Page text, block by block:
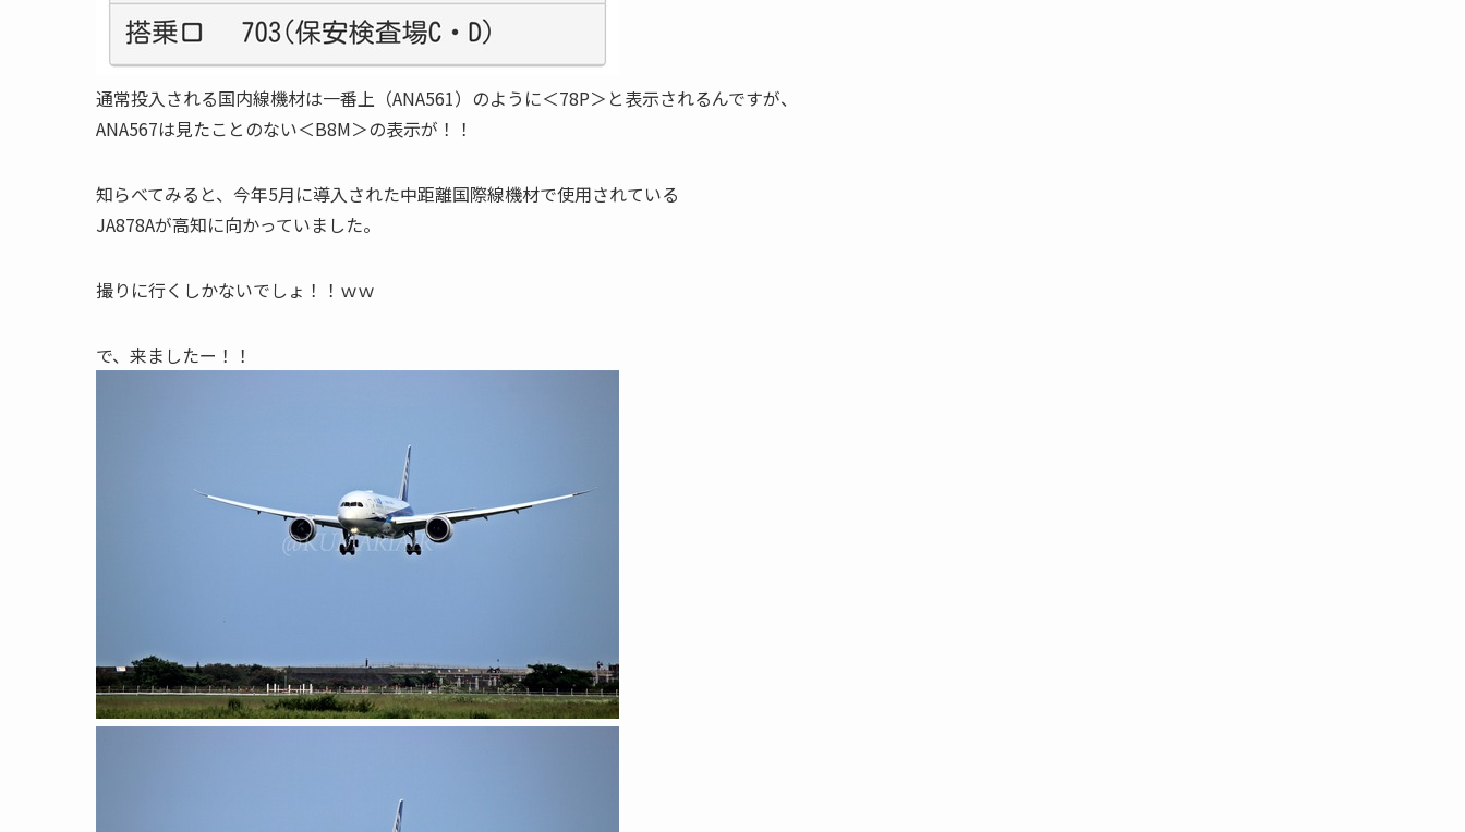
通常投入される国内線機材は一番上（ANA561）のように＜78P＞と表示されるんですが、
ANA567は見たことのない＜B8M＞の表示が！！
知らべてみると、今年5月に導入された中距離国際線機材で使用されている
JA878Aが高知に向かっていました。
撮りに行くしかないでしょ！！ｗｗ
で、来ましたー！！